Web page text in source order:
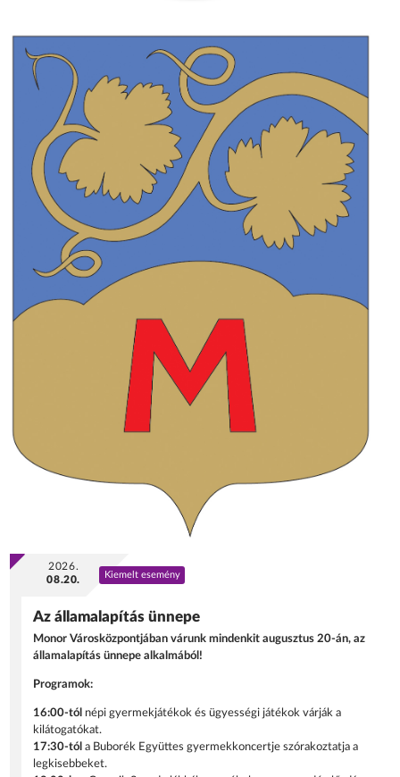
2026.
08.20.
Kiemelt esemény
Az államalapítás ünnepe
Monor Városközpontjában várunk mindenkit augusztus 20-án, az
államalapítás ünnepe alkalmából!
Programok:
16:00-tól népi gyermekjátékok és ügyességi játékok várják a
kilátogatókat.
17:30-tól a Buborék Együttes gyermekkoncertje szórakoztatja a
legkisebbeket.